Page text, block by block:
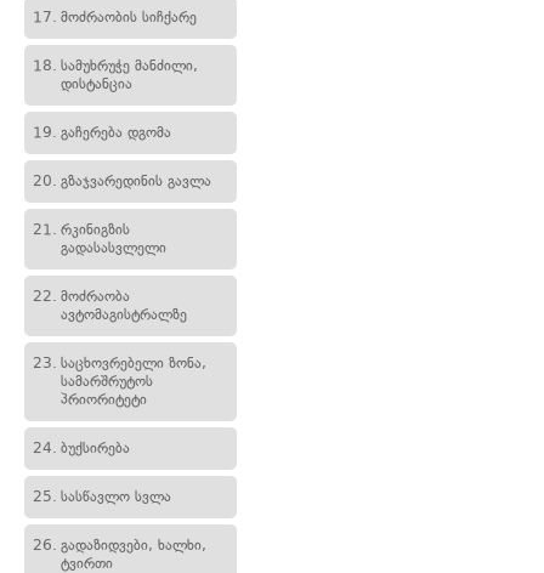
17. მოძრაობის სიჩქარე
18. სამუხრუჭე მანძილი,
დისტანცია
19. გაჩერება დგომა
20. გზაჯვარედინის გავლა
21. რკინიგზის
გადასასვლელი
22. მოძრაობა
ავტომაგისტრალზე
23. საცხოვრებელი ზონა,
სამარშრუტოს
პრიორიტეტი
24. ბუქსირება
25. სასწავლო სვლა
26. გადაზიდვები, ხალხი,
ტვირთი